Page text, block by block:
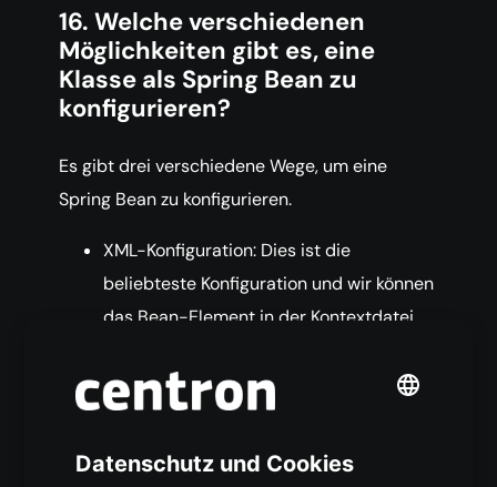
16. Welche verschiedenen
Möglichkeiten gibt es, eine
Klasse als Spring Bean zu
konfigurieren?
Es gibt drei verschiedene Wege, um eine
Spring Bean zu konfigurieren.
XML-Konfiguration: Dies ist die
beliebteste Konfiguration und wir können
das Bean-Element in der Kontextdatei
konfigurieren. Zum Beispiel:
</bean>